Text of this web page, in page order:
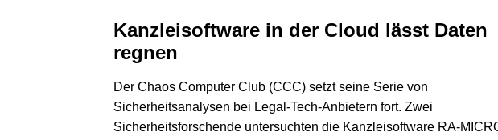
Kanzleisoftware in der Cloud lässt Daten
regnen
Der Chaos Computer Club (CCC) setzt seine Serie von
Sicherheitsanalysen bei Legal-Tech-Anbietern fort. Zwei
Sicherheitsforschende untersuchten die Kanzleisoftware RA-